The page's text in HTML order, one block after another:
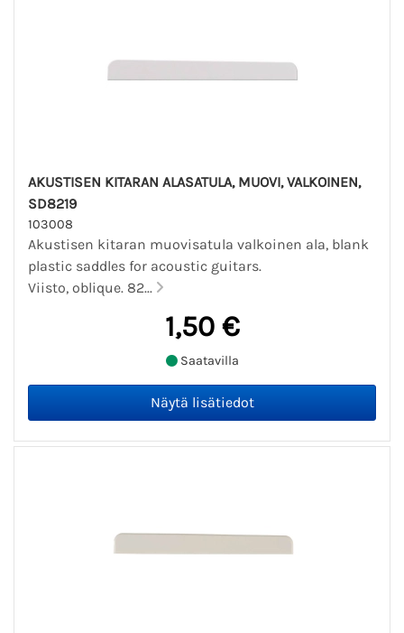
AKUSTISEN KITARAN ALASATULA, MUOVI, VALKOINEN,
SD8219
103008
Akustisen kitaran muovisatula valkoinen ala, blank
plastic saddles for acoustic guitars.
Viisto, oblique. 82...
1,50 €
Saatavilla